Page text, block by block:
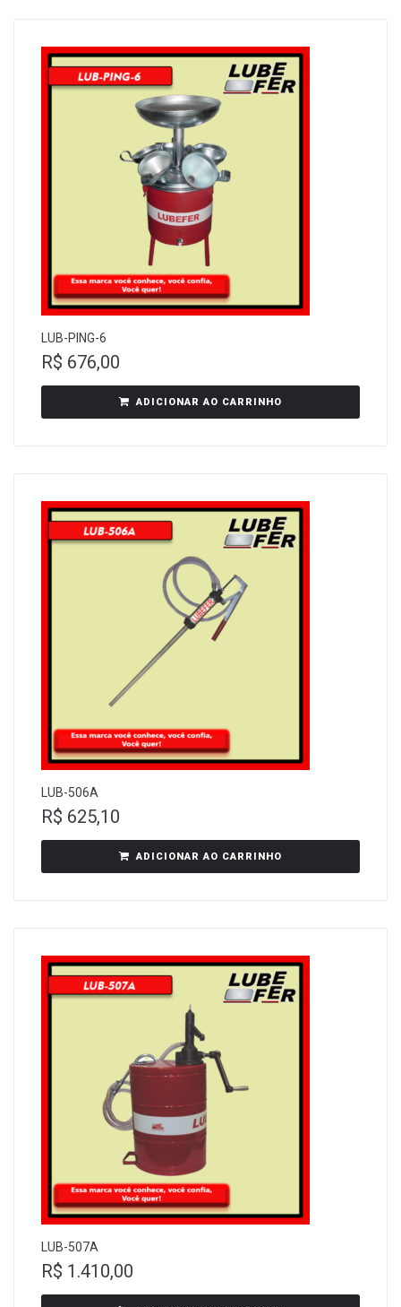
LUB-PING-6
R$ 676,00
ADICIONAR AO CARRINHO
LUB-506A
R$ 625,10
ADICIONAR AO CARRINHO
LUB-507A
R$ 1.410,00